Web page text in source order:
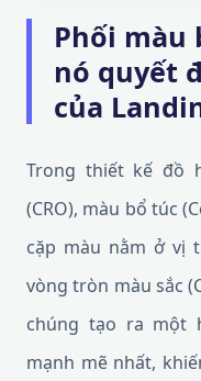
Phối màu
nó quyết
của
Trong thiết kế đồ
(CRO), màu bổ túc
cặp màu nằm ở vị
vòng tròn màu sắc
chúng tạo ra một
mạnh mẽ nhất,